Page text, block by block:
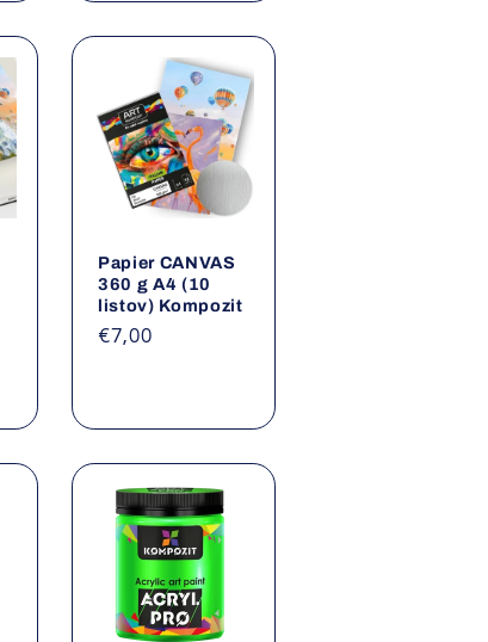
Papier CANVAS
360 g A4 (10
listov) Kompozit
Normálna
€7,00